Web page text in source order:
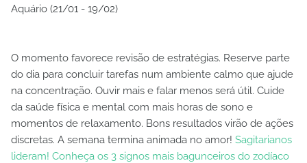
Aquário (21/01 - 19/02)
O momento favorece revisão de estratégias. Reserve parte
do dia para concluir tarefas num ambiente calmo que ajude
na concentração. Ouvir mais e falar menos será útil. Cuide
da saúde física e mental com mais horas de sono e
momentos de relaxamento. Bons resultados virão de ações
discretas. A semana termina animada no amor! Sagitarianos
lideram! Conheça os 3 signos mais bagunceiros do zodíaco